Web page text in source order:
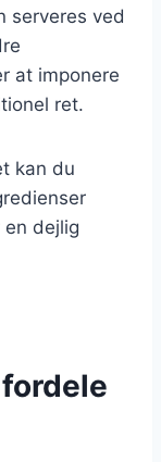
serveres ved
at imponere
ret.
kan du
dejlig